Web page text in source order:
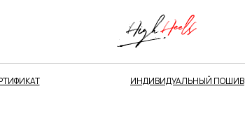
ИНДИВИДУАЛЬНЫЙ ПОШИВ